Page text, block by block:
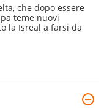
che dopo essere
teme nuovi
la Isreal a farsi da